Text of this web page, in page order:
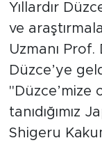
Yıllardır
ve
Uzmanı
Düzce’ye
"Düzce’mize
tanıdığımız
Shigeru